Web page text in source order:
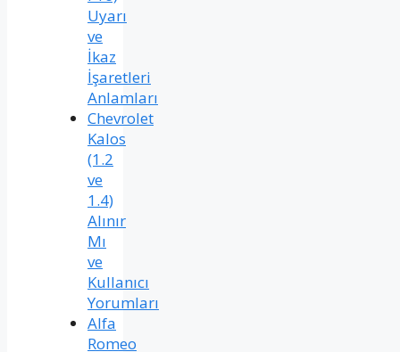
Uyarı
ve
İkaz
İşaretleri
Anlamları
Chevrolet
Kalos
(1.2
ve
1.4)
Alınır
Mı
ve
Kullanıcı
Yorumları
Alfa
Romeo